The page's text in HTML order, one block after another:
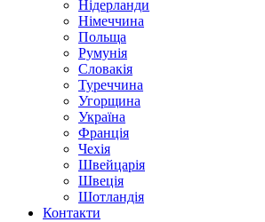
Нідерланди
Німеччина
Польща
Румунія
Словакія
Туреччина
Угорщина
Україна
Франція
Чехія
Швейцарія
Швеція
Шотландія
Контакти